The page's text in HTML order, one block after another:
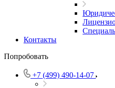
Контакты
Попробовать
+7 (499) 490-14-07